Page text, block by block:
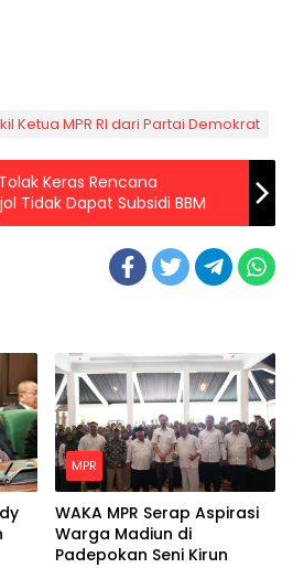
Ketua MPR RI dari Partai Demokrat
Keras Rencana
Tidak Dapat Subsidi BBM
MPR
WAKA MPR Serap Aspirasi
Warga Madiun di
Padepokan Seni Kirun